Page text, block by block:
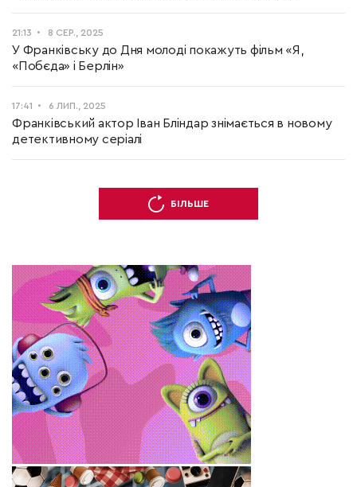
21:13 8 СЕР., 2025
У Франківську до Дня молоді покажуть фільм «Я,
«Побєда» і Берлін»
17:41 6 ЛИП., 2025
Франківський актор Іван Бліндар знімається в новому
детективному серіалі
БІЛЬШЕ